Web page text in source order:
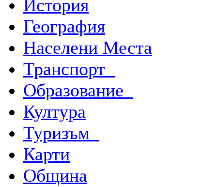
История
География
Населени Места
Транспорт
Образование
Култура
Туризъм
Карти
Община